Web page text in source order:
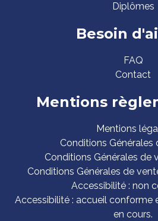
Diplômes
Besoin
FAQ
Contact
Mentions
Mentions
Conditions Générales
Conditions Générales de
Conditions Générales de
Accessibilité : non
Accessibilité : accueil conforme
en cours.